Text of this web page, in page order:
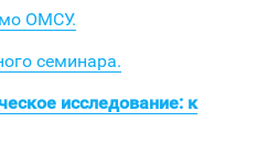
ОМСУ.
семинара.
исследование: к